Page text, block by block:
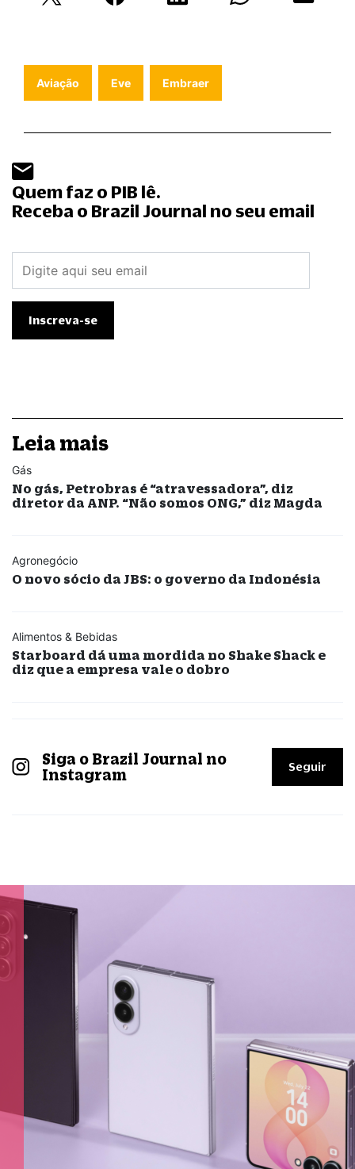
Aviação Eve Embraer
Quem faz o PIB lê.
Receba o Brazil Journal no seu email
Leia mais
Gás
No gás, Petrobras é “atravessadora”, diz
diretor da ANP. “Não somos ONG,” diz Magda
Agronegócio
O novo sócio da JBS: o governo da Indonésia
Alimentos & Bebidas
Starboard dá uma mordida no Shake Shack e
diz que a empresa vale o dobro
Siga o Brazil Journal no
Instagram
Seguir